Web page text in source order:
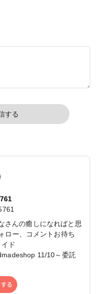
する
んの癒しになればと思
ロー、コメントお待ち
ド
11/10～委託